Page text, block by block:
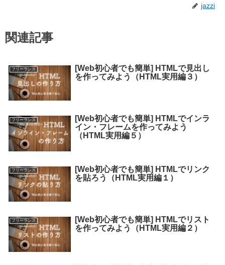
jazzi
関連記事
フリーランス
[Web初心者でも簡単] HTMLで見出し
を作ってみよう（HTML実用編３）
フリーランス
[Web初心者でも簡単] HTMLでインラ
イン・フレームを作ってみよう
（HTML実用編５）
フリーランス
[Web初心者でも簡単] HTMLでリンク
を貼ろう（HTML実用編１）
フリーランス
[Web初心者でも簡単] HTMLでリスト
を作ってみよう（HTML実用編２）